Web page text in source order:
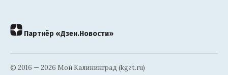
Партнёр «Дзен.Новости»
© 2016 — 2026 Мой Калининград (kgzt.ru)